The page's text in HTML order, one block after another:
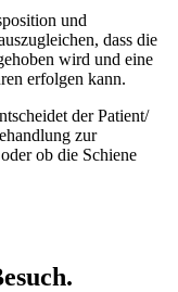
und
dass die
wird und eine
erfolgen kann.
der Patient/
zur
ob die Schiene